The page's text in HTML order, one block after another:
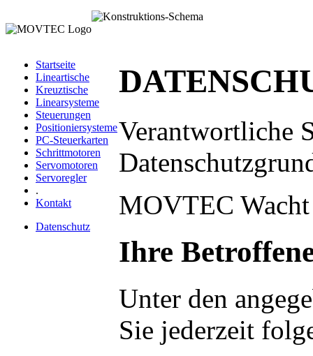
Startseite
Lineartische
Kreuztische
Linearsysteme
Steuerungen
Positioniersysteme
PC-Steuerkarten
Schrittmotoren
Servomotoren
Servoregler
.
Kontakt
Datenschutz
Verantwortliche
MOVTEC
Ihre
Unter den
Sie jederzeit